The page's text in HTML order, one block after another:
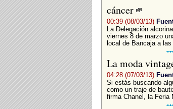
cáncer
00:39 (08/03/13)
La Delegación
viernes 8 de marzo
local de Bancaja a
La moda
04:28 (07/03/13)
Si estás buscando
como un traje de
firma Chanel, la Feria